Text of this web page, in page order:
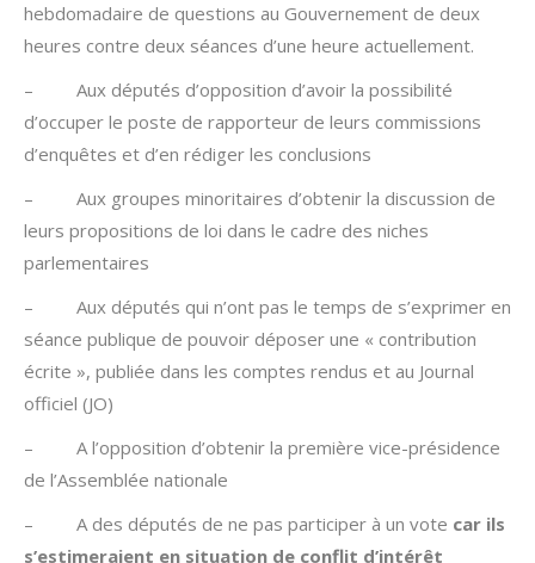
hebdomadaire de questions au Gouvernement de deux
heures contre deux séances d’une heure actuellement.
– Aux députés d’opposition d’avoir la possibilité
d’occuper le poste de rapporteur de leurs commissions
d’enquêtes et d’en rédiger les conclusions
– Aux groupes minoritaires d’obtenir la discussion de
leurs propositions de loi dans le cadre des niches
parlementaires
– Aux députés qui n’ont pas le temps de s’exprimer en
séance publique de pouvoir déposer une « contribution
écrite », publiée dans les comptes rendus et au Journal
officiel (JO)
– A l’opposition d’obtenir la première vice-présidence
de l’Assemblée nationale
– A des députés de ne pas participer à un vote car ils
s’estimeraient en situation de conflit d’intérêt